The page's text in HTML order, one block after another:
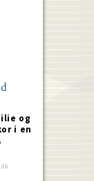
og
i en